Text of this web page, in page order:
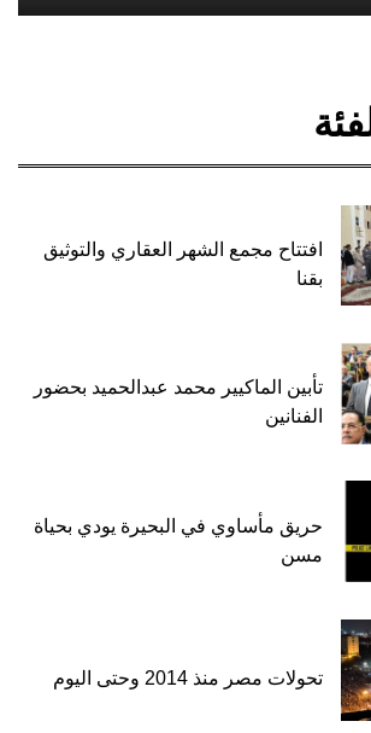
افتتاح مجمع الشهر العقاري والتوثيق
بقنا
تأبين الماكيير محمد عبدالحميد بحضور
الفنانين
حريق مأساوي في البحيرة يودي بحياة
مسن
تحولات مصر منذ 2014 وحتى اليوم